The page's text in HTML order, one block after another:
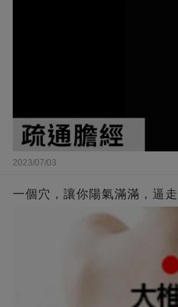
2023/07/03
一個穴，讓你陽氣滿滿，逼走